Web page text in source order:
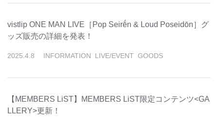
vistlip ONE MAN LIVE［Pop Seirḗn & Loud Poseidōn］グ
ッズ販売の詳細を発表！
2025 4 8 INFORMATION LIVE/EVENT GOODS
【MEMBERS LiST】MEMBERS LiST限定コンテンツ<GA
LLERY>更新！